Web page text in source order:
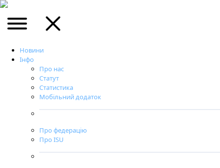
Новини
Інфо
Про нас
Статут
Статистика
Мобільний додаток
Про федерацію
Про ISU